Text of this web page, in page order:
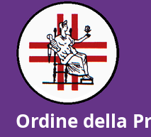
Ordine della